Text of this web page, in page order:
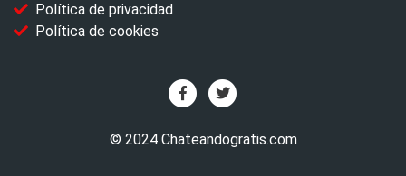
Política de privacidad
Política de cookies
© 2024 Chateandogratis.com